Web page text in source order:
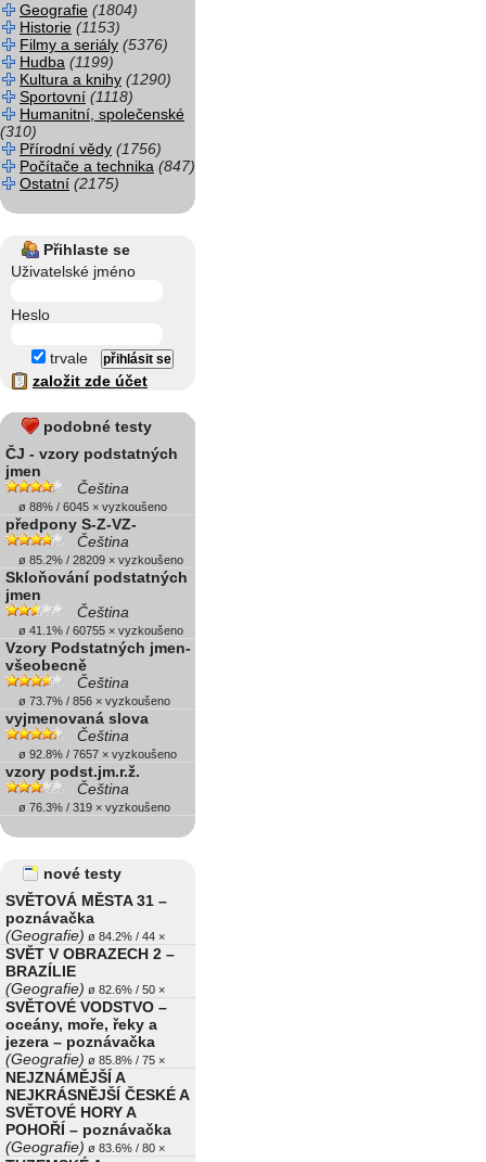
Geografie (1804)
Historie (1153)
Filmy a seriály (5376)
Hudba (1199)
Kultura a knihy (1290)
Sportovní (1118)
Humanitní, společenské
(310)
Přírodní vědy (1756)
Počítače a technika (847)
Ostatní (2175)
Přihlaste se
Uživatelské jméno
Heslo
trvale
založit zde účet
podobné testy
ČJ - vzory podstatných
jmen
Čeština
ø 88% / 6045 × vyzkoušeno
předpony S-Z-VZ-
Čeština
ø 85.2% / 28209 × vyzkoušeno
Skloňování podstatných
jmen
Čeština
ø 41.1% / 60755 × vyzkoušeno
Vzory Podstatných jmen-
všeobecně
Čeština
ø 73.7% / 856 × vyzkoušeno
vyjmenovaná slova
Čeština
ø 92.8% / 7657 × vyzkoušeno
vzory podst.jm.r.ž.
Čeština
ø 76.3% / 319 × vyzkoušeno
nové testy
SVĚTOVÁ MĚSTA 31 –
poznávačka
(Geografie) ø 84.2% / 44 ×
SVĚT V OBRAZECH 2 –
BRAZÍLIE
(Geografie) ø 82.6% / 50 ×
SVĚTOVÉ VODSTVO –
oceány, moře, řeky a
jezera – poznávačka
(Geografie) ø 85.8% / 75 ×
NEJZNÁMĚJŠÍ A
NEJKRÁSNĚJŠÍ ČESKÉ A
SVĚTOVÉ HORY A
POHOŘÍ – poznávačka
(Geografie) ø 83.6% / 80 ×